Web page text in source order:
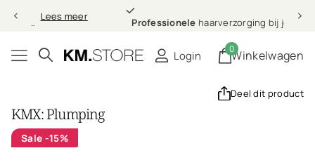
Professionele haarverzorging bij jou thuis
Login Winkelwagen
0
Deel dit product
KMX: Plumping
Sale -15%